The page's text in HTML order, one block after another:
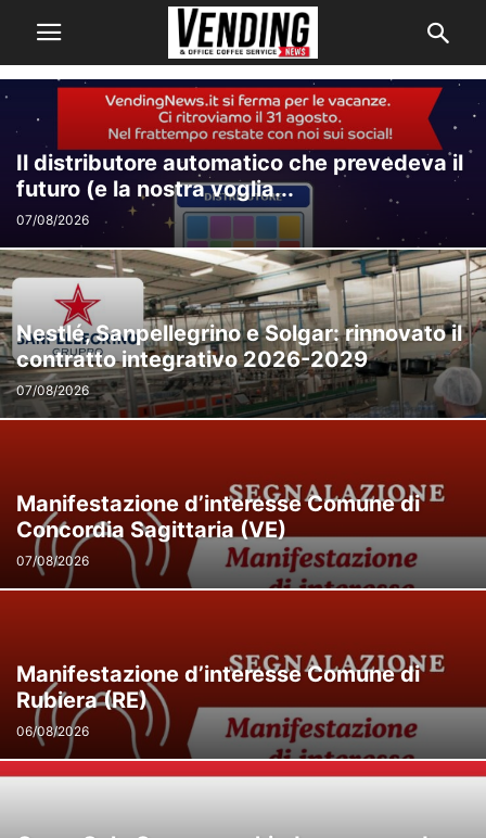
Il distributore automatico che prevedeva il
futuro (e la nostra voglia...
07/08/2026
Nestlé, Sanpellegrino e Solgar: rinnovato il
contratto integrativo 2026-2029
07/08/2026
Manifestazione d’interesse Comune di
Concordia Sagittaria (VE)
07/08/2026
Manifestazione d’interesse Comune di
Rubiera (RE)
06/08/2026